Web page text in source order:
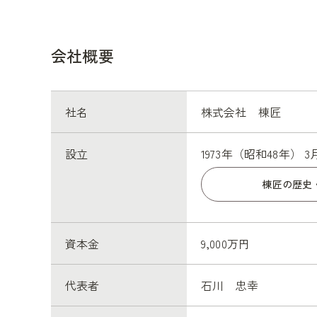
会社概要
社名 株式会社 棟匠
設立 1973年（昭和48年） 3
棟匠の歴史
資本金 9,000万円
代表者 石川 忠幸